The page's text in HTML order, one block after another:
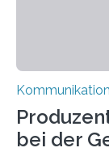
bei der